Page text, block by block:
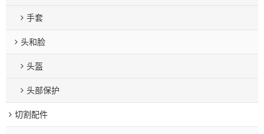
手套
头和脸
头盔
头部保护
切割配件